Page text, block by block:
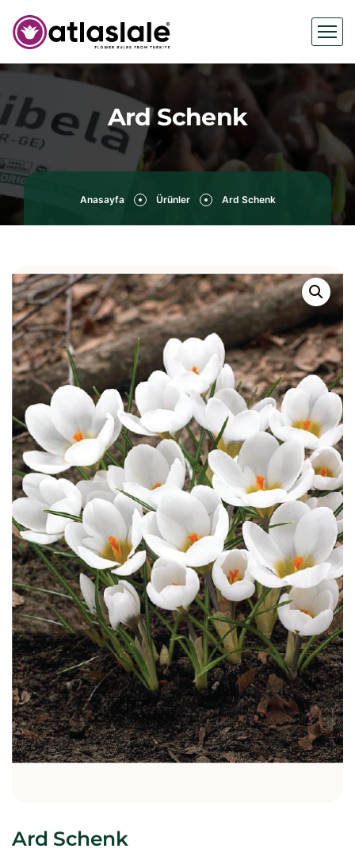
Ard Schenk
Anasayfa Ürünler Ard Schenk
Ard Schenk